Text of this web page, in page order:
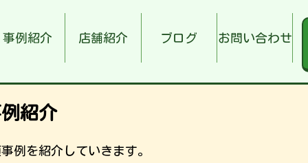
事例紹介 店舗紹介 ブログ お問い合わせ
紹介
例を紹介していきます。